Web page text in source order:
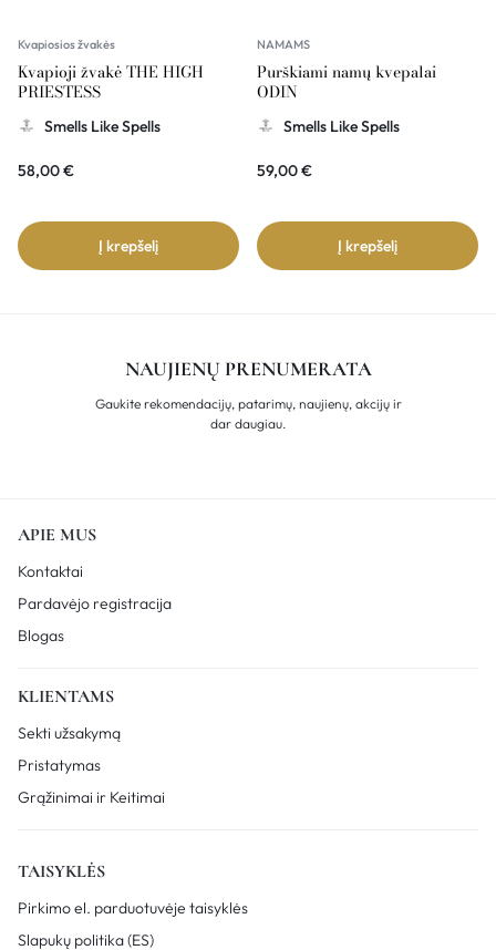
Kvapiosios žvakės
Kvapioji žvakė THE HIGH
PRIESTESS
Smells Like Spells
58,00€
Į krepšelį
NAMAMS
Purškiami namų kvepalai
ODIN
Smells Like Spells
59,00€
Į krepšelį
NAUJIENŲ PRENUMERATA
Gaukite rekomendacijų, patarimų, naujienų, akcijų ir
dar daugiau.
APIE MUS
Kontaktai
Pardavėjo registracija
Blogas
KLIENTAMS
Sekti užsakymą
Pristatymas
Grąžinimai ir Keitimai
TAISYKLĖS
Pirkimo el. parduotuvėje taisyklės
Slapukų politika (ES)